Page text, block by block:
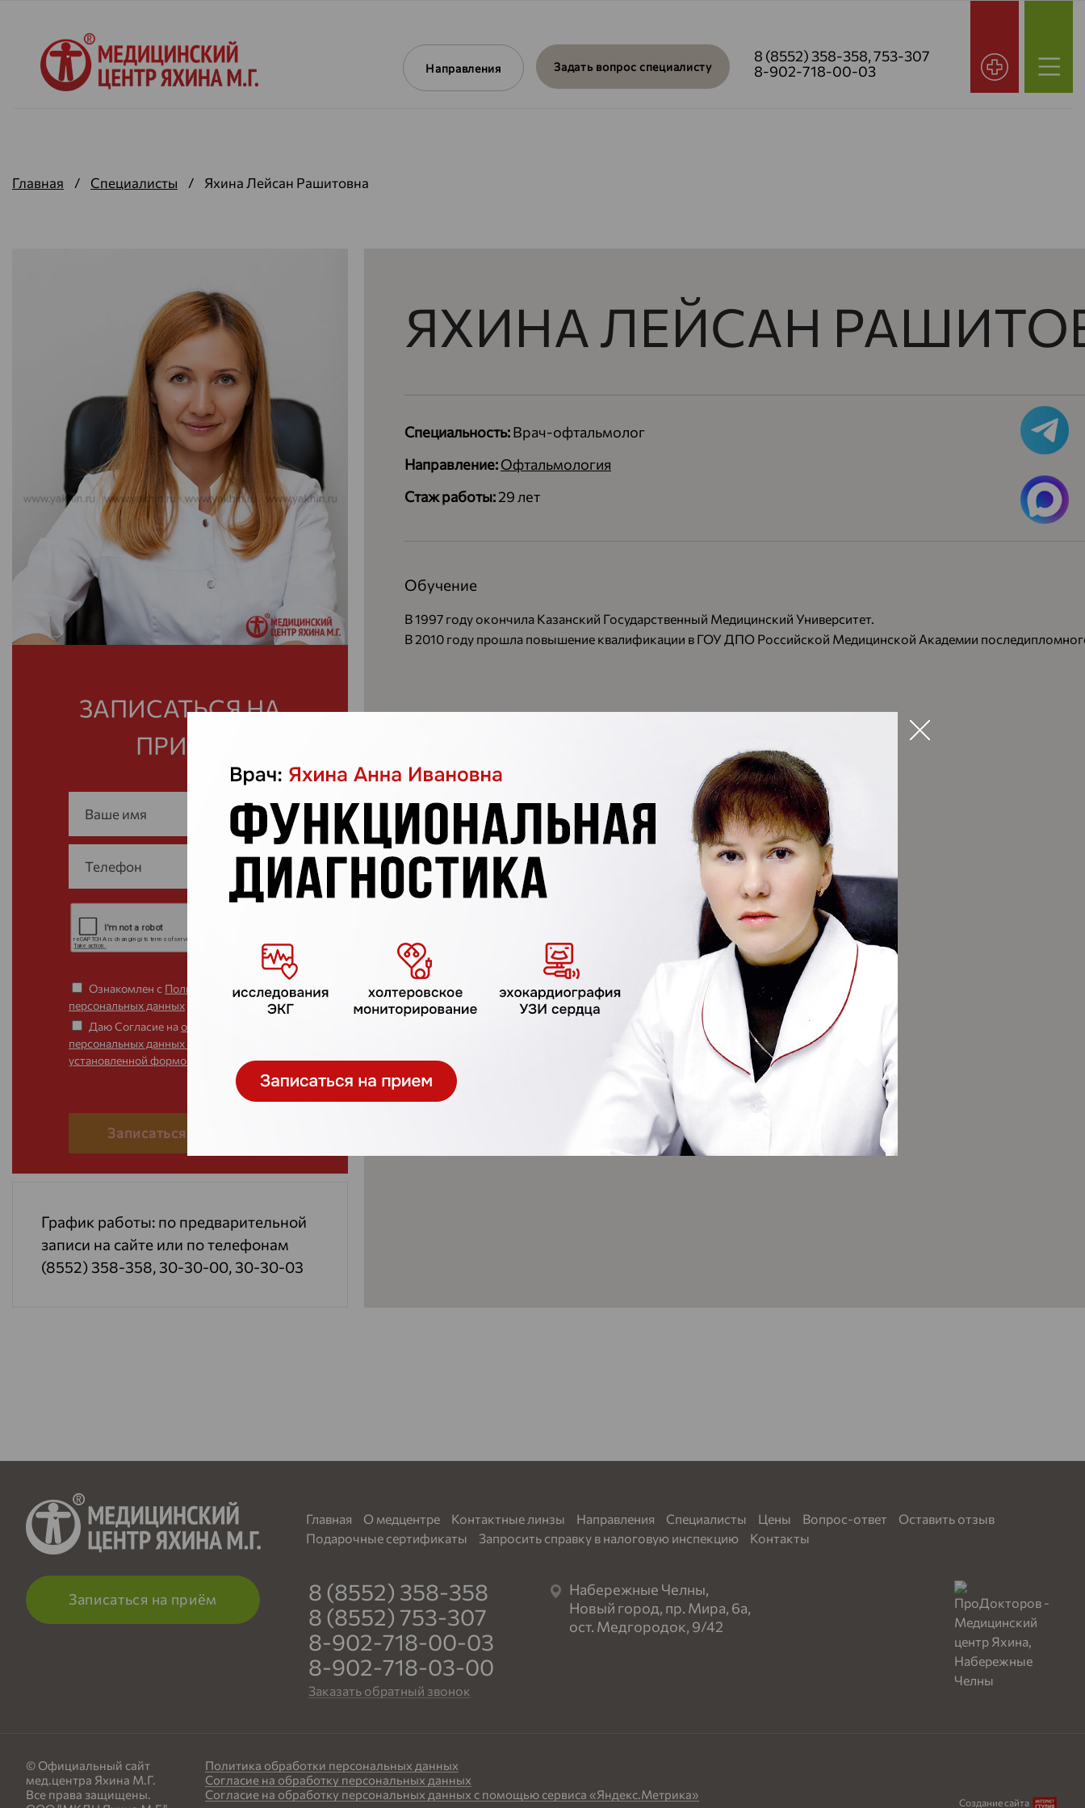
Направления Задать вопрос специалисту
8 (8552) 358-358,753-307
8-902-718-00-03
Главная / Специалисты / Яхина Лейсан Рашитовна
ЗАПИСАТЬСЯ НА
ПРИЕМ
Ознакомлен с Политикой обработки
персональных данных
Даю Согласие наобработку
персональных данных в соответствии с
установленной формой
Записаться на прием
График работы: по предварительной
записи на сайте или по телефонам
(8552) 358-358, 30-30-00, 30-30-03
ЯХИНА ЛЕЙСАН
Специальность:Врач-офтальмолог
Направление:Офтальмология
Стаж работы:29 лет
Обучение
В 1997 году окончила Казанский Государственный Медицинский Университет.
В 2010 году прошла повышение квалификации в ГОУ ДПО Российской Медицинской Академии
Записаться на приём
Главная О медцентре Контактные линзы Направления Специалисты Цены Вопрос-ответ
Оставить отзыв
Подарочные сертификаты
Запросить справку в налоговую инспекцию Контакты
8 (8552) 358-358
8 (8552) 753-307
8-902-718-00-03
8-902-718-03-00
Заказать обратный звонок
Набережные Челны,
Новый город, пр. Мира, 6а,
ост. Медгородок, 9/42
© Официальный сайт
мед.центра Яхина М.Г.
Все права защищены.
Политика обработки персональных данных
Согласие на обработку персональных данных
Согласие на обработку персональных данных с помощью сервиса «Яндекс.Метрика»
Создание сайта